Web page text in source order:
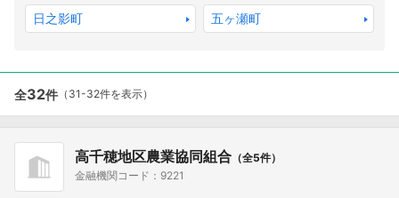
日之影町 五ヶ瀬町
全32件 （31-32件を表示）
高千穂地区農業協同組合 （全5件）
金融機関コード：9221